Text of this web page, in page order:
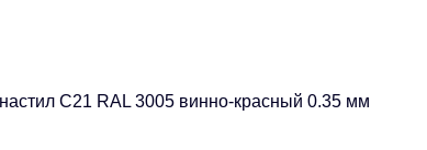
С21 RAL 3005 винно-красный 0.35 мм